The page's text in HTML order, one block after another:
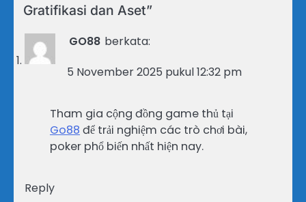
Gratifikasi dan Aset”
GO88 berkata:
5 November 2025 pukul 12:32 pm
Tham gia cộng đồng game thủ tại
Go88 để trải nghiệm các trò chơi bài,
poker phổ biến nhất hiện nay.
Reply